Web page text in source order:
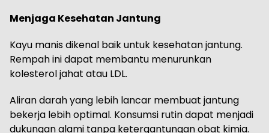
Menjaga Kesehatan Jantung
Kayu manis dikenal baik untuk kesehatan jantung.
Rempah ini dapat membantu menurunkan
kolesterol jahat atau LDL.
Aliran darah yang lebih lancar membuat jantung
bekerja lebih optimal. Konsumsi rutin dapat menjadi
dukungan alami tanpa ketergantungan obat kimia.